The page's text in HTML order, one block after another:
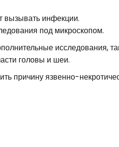
вызывать инфекции.
под микроскопом.
исследования,
головы и шеи.
причину язвенно-